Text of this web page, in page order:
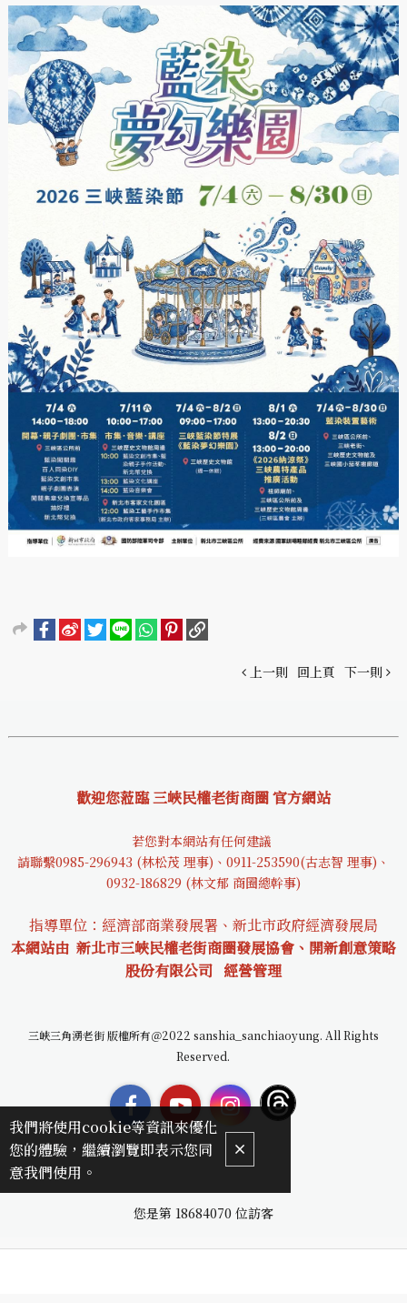
上一則 回上頁 下一則
歡迎您蒞臨 三峽民權老街商圈 官方網站
若您對本網站有任何建議
請聯繫0985-296943 (林松茂 理事)、0911-253590(古志智 理事)、
0932-186829 (林文郁 商圈總幹事)
指導單位：經濟部商業發展署、新北市政府經濟發展局
本網站由 新北市三峽民權老街商圈發展協會、開新創意策略
股份有限公司 經營管理
三峽三角湧老街 版權所有＠2022 sanshia_sanchiaoyung. All Rights
Reserved.
您是第 18684070 位訪客
我們將使用cookie等資訊來優化
您的體驗，繼續瀏覽即表示您同
意我們使用。